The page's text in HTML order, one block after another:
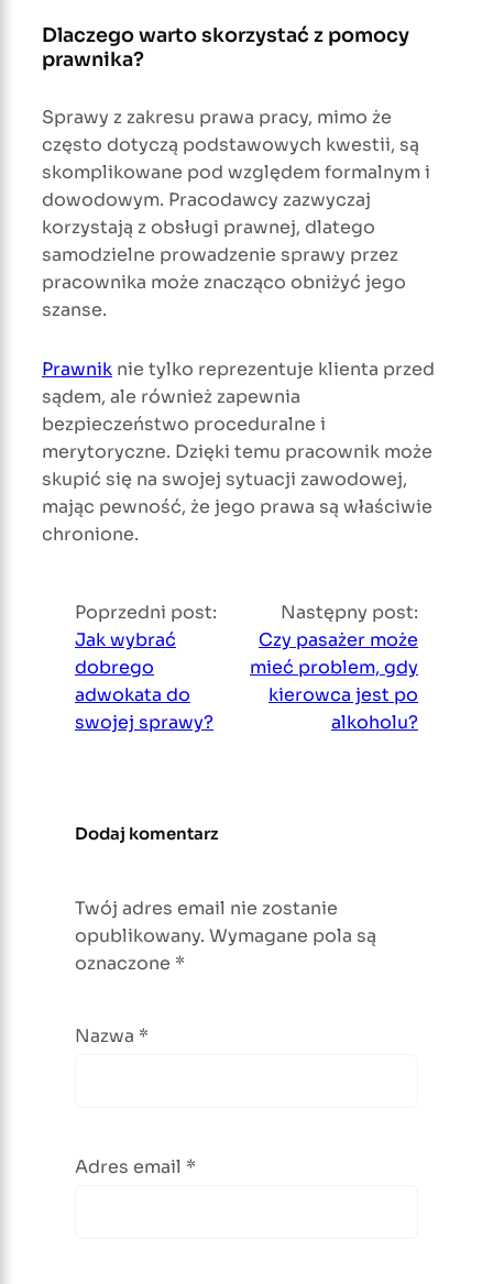
Dlaczego warto skorzystać z pomocy
prawnika?
Sprawy z zakresu prawa pracy, mimo że
często dotyczą podstawowych kwestii, są
skomplikowane pod względem formalnym i
dowodowym. Pracodawcy zazwyczaj
korzystają z obsługi prawnej, dlatego
samodzielne prowadzenie sprawy przez
pracownika może znacząco obniżyć jego
szanse.
Prawnik nie tylko reprezentuje klienta przed
sądem, ale również zapewnia
bezpieczeństwo proceduralne i
merytoryczne. Dzięki temu pracownik może
skupić się na swojej sytuacji zawodowej,
mając pewność, że jego prawa są właściwie
chronione.
Poprzedni post:
Jak wybrać
dobrego
adwokata do
swojej sprawy?
Następny post:
Czy pasażer może
mieć problem, gdy
kierowca jest po
alkoholu?
Dodaj komentarz
Twój adres email nie zostanie
opublikowany. Wymagane pola są
oznaczone *
Nazwa *
Adres email *